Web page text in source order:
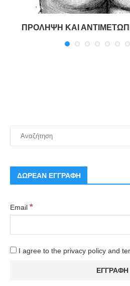
ΠΡΟΛΗΨΗ ΚΑΙ
ΔΩΡΕΑΝ ΕΓΓΡΑΦΗ
Email *
I agree to the privacy policy and